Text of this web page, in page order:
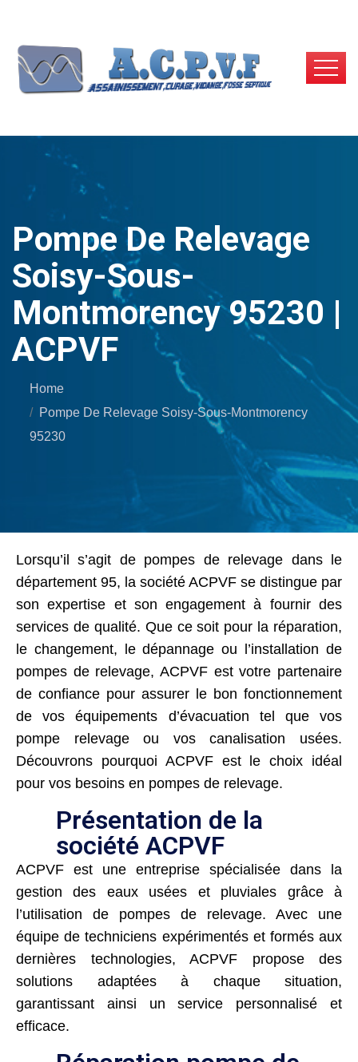
Pompe De Relevage
Soisy-Sous-
Montmorency 95230 |
ACPVF
Home
Pompe De Relevage Soisy-Sous-Montmorency
95230
Lorsqu’il s’agit de pompes de relevage dans le
département 95, la société ACPVF se distingue par
son expertise et son engagement à fournir des
services de qualité. Que ce soit pour la réparation,
le changement, le dépannage ou l’installation de
pompes de relevage, ACPVF est votre partenaire
de confiance pour assurer le bon fonctionnement
de vos équipements d’évacuation tel que vos
pompe relevage ou vos canalisation usées.
Découvrons pourquoi ACPVF est le choix idéal
pour vos besoins en pompes de relevage.
Présentation de la
société ACPVF
ACPVF est une entreprise spécialisée dans la
gestion des eaux usées et pluviales grâce à
l’utilisation de pompes de relevage. Avec une
équipe de techniciens expérimentés et formés aux
dernières technologies, ACPVF propose des
solutions adaptées à chaque situation,
garantissant ainsi un service personnalisé et
efficace.